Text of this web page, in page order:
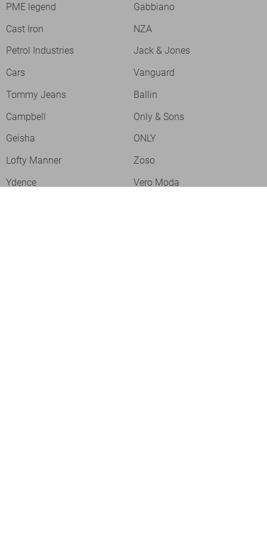
PME legend
Gabbiano
Cast Iron
NZA
Petrol Industries
Jack & Jones
Cars
Vanguard
Tommy Jeans
Ballin
Campbell
Only & Sons
Geisha
ONLY
Lofty Manner
Zoso
Ydence
Vero Moda